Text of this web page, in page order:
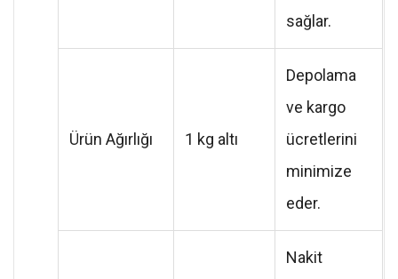
sağlar.
Ürün Ağırlığı 1 kg altı
Depolama
ve kargo
ücretlerini
minimize
eder.
Nakit